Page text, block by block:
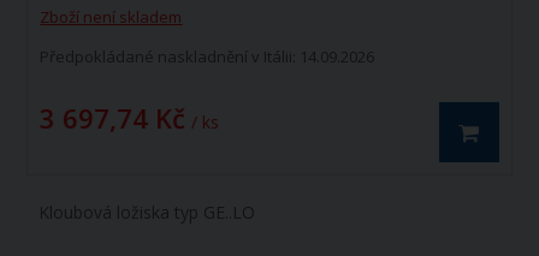
Zboží není skladem
Předpokládané naskladnění v Itálii: 14.09.2026
3 697,74 Kč / ks
Kloubová ložiska typ GE..LO